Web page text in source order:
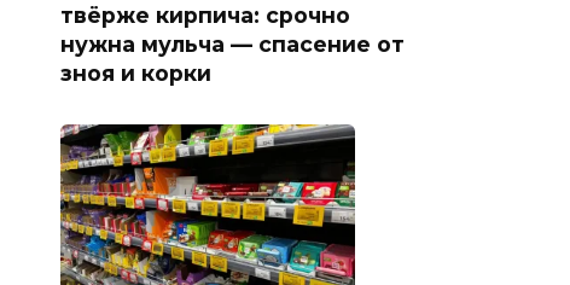
твёрже кирпича: срочно
нужна мульча — спасение от
зноя и корки